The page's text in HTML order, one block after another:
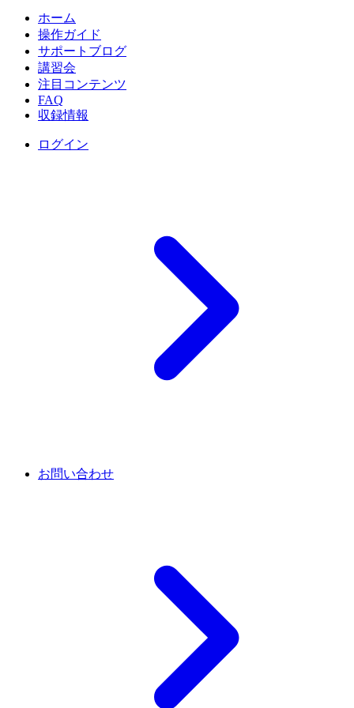
ホーム
操作ガイド
サポートブログ
講習会
注目コンテンツ
FAQ
収録情報
ログイン
お問い合わせ